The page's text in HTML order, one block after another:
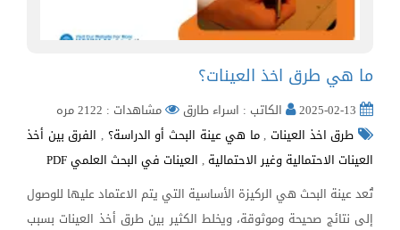
ما هي طرق اخذ العينات؟
الكاتب : اسراء طارق
مشاهدات : 2122 مره
طرق اخذ العينات,ما هي عينة البحث أو الدراسة؟ , الفرق بين أخذ
العينات الاحتمالية وغير الاحتمالية , العينات في البحث العلمي PDF
تُعد عينة البحث هي الركيزة الأساسية التي يتم الاعتماد عليها للوصول
إلى نتائج صحيحة وموثوقة، ويخلط الكثير بين طرق أخذ العينات بسبب